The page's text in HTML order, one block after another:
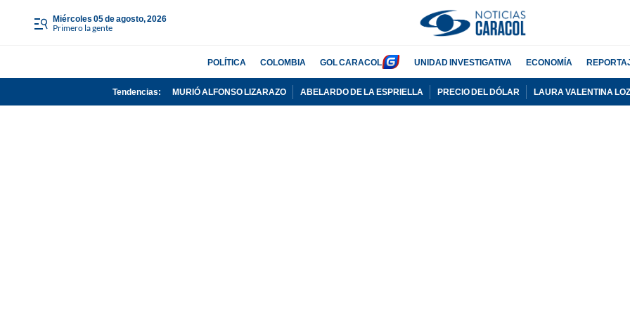
miércoles 05 de agosto, 2026
Primero la gente
POLÍTICA COLOMBIA GOL CARACOL UNIDAD INVESTIGATIVA ECONOMÍA
Tendencias: MURIÓ ALFONSO LIZARAZO ABELARDO DE LA ESPRIELLA PRECIO DEL DÓLAR LAURA VALENTINA